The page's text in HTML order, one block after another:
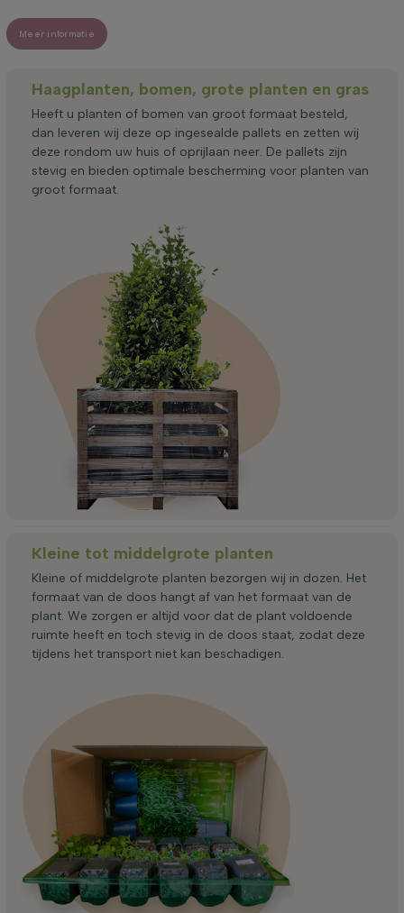
Meer informatie
Haagplanten, bomen, grote planten en gras
Heeft u planten of bomen van groot formaat besteld,
dan leveren wij deze op ingesealde pallets en zetten wij
deze rondom uw huis of oprijlaan neer. De pallets zijn
stevig en bieden optimale bescherming voor planten van
groot formaat.
Kleine tot middelgrote planten
Kleine of middelgrote planten bezorgen wij in dozen. Het
formaat van de doos hangt af van het formaat van de
plant. We zorgen er altijd voor dat de plant voldoende
ruimte heeft en toch stevig in de doos staat, zodat deze
tijdens het transport niet kan beschadigen.